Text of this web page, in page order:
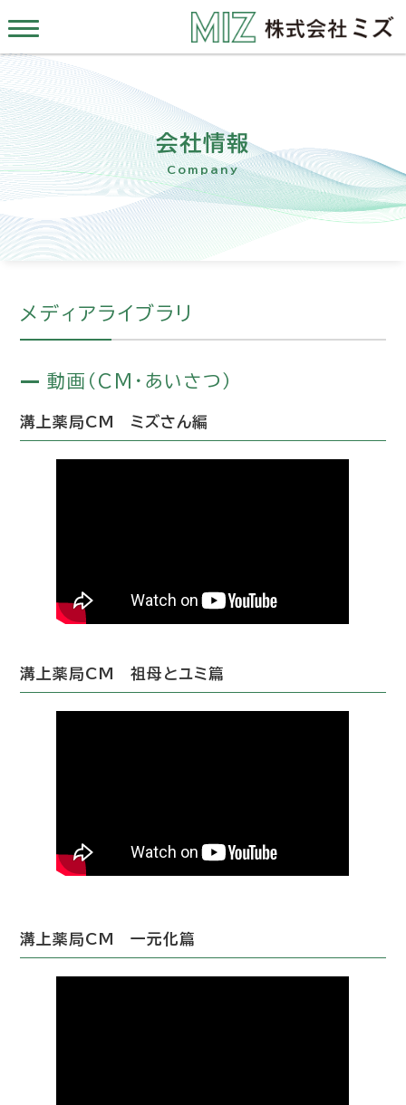
会社情報
Company
メディアライブラリ
動画（CM・あいさつ）
溝上薬局CM ミズさん編
溝上薬局CM 祖母とユミ篇
溝上薬局CM 一元化篇